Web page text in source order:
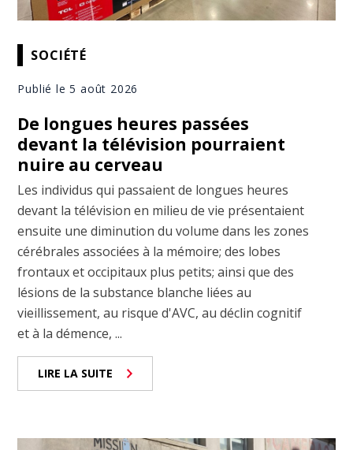
SOCIÉTÉ
Publié le 5 août 2026
De longues heures passées
devant la télévision pourraient
nuire au cerveau
Les individus qui passaient de longues heures
devant la télévision en milieu de vie présentaient
ensuite une diminution du volume dans les zones
cérébrales associées à la mémoire; des lobes
frontaux et occipitaux plus petits; ainsi que des
lésions de la substance blanche liées au
vieillissement, au risque d'AVC, au déclin cognitif
et à la démence, ...
LIRE LA SUITE